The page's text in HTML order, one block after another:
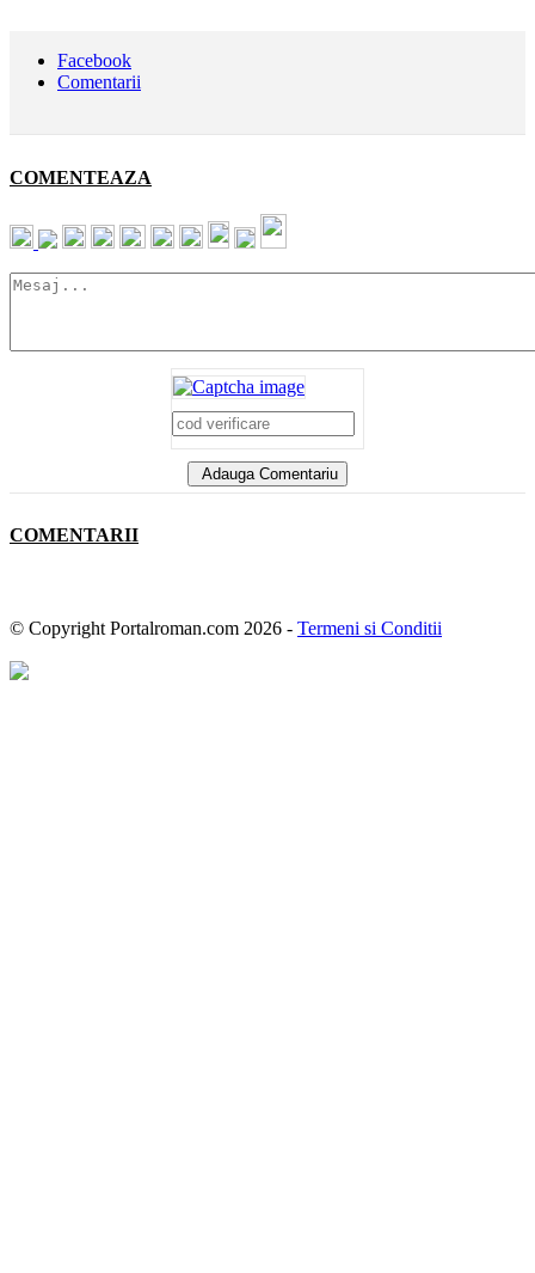
Facebook
Comentarii
COMENTEAZA
Adauga Comentariu
COMENTARII
© Copyright Portalroman.com 2026 - Termeni si Conditii